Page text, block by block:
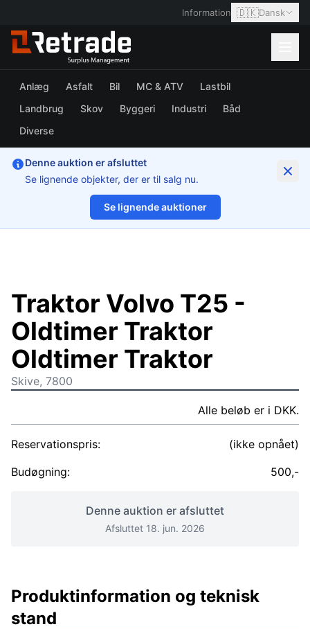
Information 🇩🇰Dansk
Anlæg Asfalt Bil MC & ATV
Lastbil
Landbrug
Skov Byggeri Industri
Båd
Diverse
Denne auktion er afsluttet
Se lignende objekter, der er til salg nu.
Se lignende auktioner
1/19
Traktor Volvo T25 -
Oldtimer Traktor
Oldtimer Traktor
Skive, 7800
Alle beløb er i DKK.
Reservationspris:
(ikke opnået)
Budøgning:
500,-
Denne auktion er afsluttet
Afsluttet 18. jun. 2026
Produktinformation og teknisk
stand